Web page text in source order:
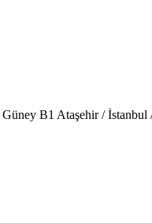
B1 Ataşehir /